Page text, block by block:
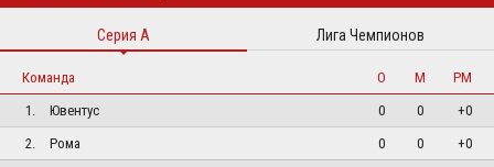
Серия А Лига Чемпионов
Команда О М
РМ
1.
Ювентус 0 0
+0
2.
Рома 0 0
+0